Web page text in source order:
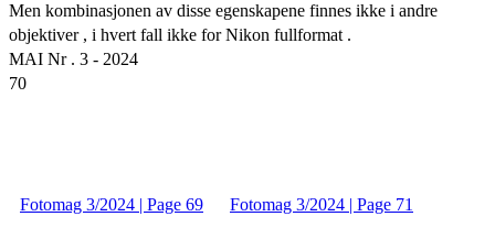
Men kombinasjonen av disse egenskapene finnes ikke i andre
objektiver , i hvert fall ikke for Nikon fullformat .
MAI Nr . 3 - 2024
70
Fotomag 3/2024 | Page 69 Fotomag 3/2024 | Page 71